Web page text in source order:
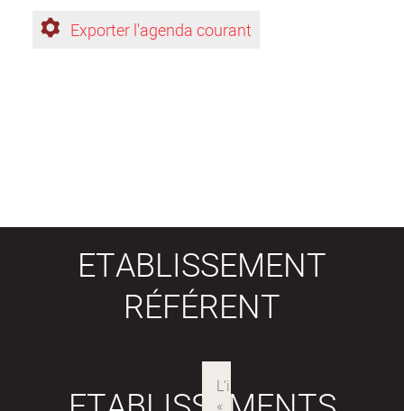
Exporter l'agenda courant
ETABLISSEMENT
RÉFÉRENT